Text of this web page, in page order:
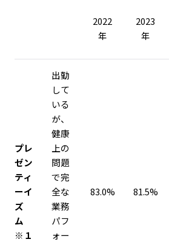
2022
年
2023
年
プレ
ゼン
ティ
ーイ
ズ
ム
※１
出勤
して
いる
が、
健康
上の
問題
で完
全な
業務
パフ
ォー
83.0% 81.5%